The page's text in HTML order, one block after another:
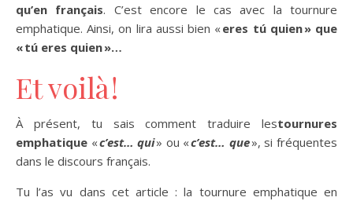
qu’en français. C’est encore le cas avec la tournure
emphatique. Ainsi, on lira aussi bien « eres tú quien » que
« tú eres quien»…
Et voilà !
À présent, tu sais comment traduire lestournures
emphatique «c’est… qui» ou «c’est… que», si fréquentes
dans le discours français.
Tu l’as vu dans cet article : la tournure emphatique en